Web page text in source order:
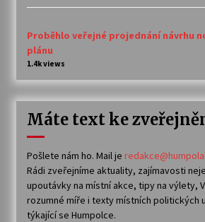
Proběhlo veřejné projednání návrhu
plánu
1.4k views
Máte text ke
Pošlete nám ho. Mail je
Rádi zveřejníme aktuality, zajímavosti
upoutávky na místní akce, tipy na výlety,
rozumné míře i texty místních politických
týkající se Humpolce.